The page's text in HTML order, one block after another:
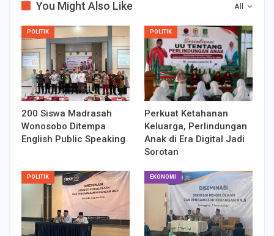
All
You Might Also Like
POLITIK
200 Siswa Madrasah
Wonosobo Ditempa
English Public Speaking
POLITIK
Perkuat Ketahanan
Keluarga, Perlindungan
Anak di Era Digital Jadi
Sorotan
POLITIK EKONOMI